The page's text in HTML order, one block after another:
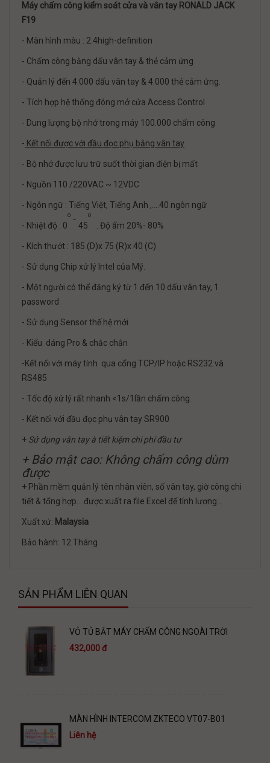
Máy chấm công kiểm soát cửa và vân tay RONALD JACK
F19
- Màn hình màu : 2.4high-definition
- Chấm công bằng dấu vân tay & thẻ cảm ứng
- Quản lý đến 4.000 dấu vân tay & 4.000 thẻ cảm ứng.
- Tích hợp hệ thống đóng mở cửa Access Control
- Dung lượng bộ nhớ trong máy 100.000 chấm công
- Kết nối được với đầu đọc phụ bằng vân tay
- Bộ nhớ được lưu trữ suốt thời gian điện bị mất
- Nguồn 110 /220VAC ~ 12VDC
- Ngôn ngữ : Tiếng Việt, Tiếng Anh ,….40 ngôn ngữ
- Nhiệt độ : 0
o
–
45
o
. Độ ẩm 20%- 80%
- Kích thướt : 185 (D)x 75 (R)x 40 (C)
- Sử dụng Chip xử lý Intel của Mỹ.
- Một người có thể đăng ký từ 1 đến 10 dấu vân tay, 1
password
- Sử dụng Sensor thế hệ mới.
- Kiểu dáng Pro & chắc chắn
-Kết nối với máy tính qua cổng TCP/IP hoặc RS232 và
RS485
- Tốc độ xử lý rất nhanh <1s/1lần chấm công.
- Kết nối với đầu đọc phụ vân tay SR900
+ Sử dụng vân tayà tiết kiệm chi phí đầu tư
+ Bảo mật cao: Không chấm công dùm
được
+ Phần mềm quản lý tên nhân viên, số vân tay, giờ công chi
tiết & tổng hợp… được xuất ra file Excel để tính lương…
Xuất xứ: Malaysia
Bảo hành: 12 Tháng
SẢN PHẨM LIÊN QUAN
VỎ TỦ BẮT MÁY CHẤM CÔNG NGOÀI TRỜI
432,000 đ
MÀN HÌNH INTERCOM ZKTECO VT07-B01
Liên hệ